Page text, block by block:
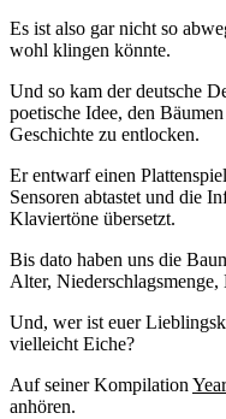
Es ist also gar nicht so
wohl klingen könnte.
Und so kam der deutsche
poetische Idee, den
Geschichte zu entlocken.
Er entwarf einen
Sensoren abtastet und die
Klaviertöne übersetzt.
Bis dato haben uns die
Alter,
Und, wer ist euer
vielleicht Eiche?
Auf seiner Kompilation
anhören.